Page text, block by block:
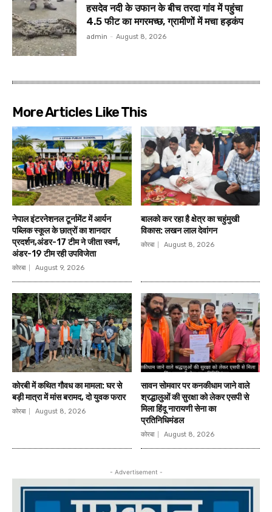
हसदेव नदी के उफान के बीच तरदा गांव में पहुंचा
4.5 फीट का मगरमच्छ, ग्रामीणों में मचा हड़कंप
admin - August 8, 2026
More Articles Like This
नेपाल इंटरनेशनल टूर्नामेंट में आर्यन
पब्लिक स्कूल के छात्रों का शानदार
प्रदर्शन,अंडर-17 टीम ने जीता स्वर्ण,
अंडर-19 टीम रही उपविजेता
कोरबा August 9, 2026
बालको कर रहा है क्षेत्र का चहुंमुखी
विकास: लखन लाल देवांगन
कोरबा August 8, 2026
कोरबी में कथित गौवध का मामला: घर से
बड़ी मात्रा में मांस बरामद, दो युवक फरार
कोरबा August 8, 2026
सावन सोमवार पर कनकीधाम जाने वाले
श्रद्धालुओं की सुरक्षा को लेकर एसपी से
मिला हिंदू नारायणी सेना का
प्रतिनिधिमंडल
कोरबा August 8, 2026
- Advertisement -